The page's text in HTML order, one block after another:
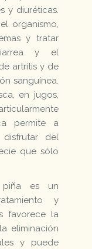
y diuréticas.
organismo,
y tratar
y el
artritis y de
sanguínea.
en jugos,
permite a
del
que sólo
piña es un
y
favorece la
eliminación
y puede